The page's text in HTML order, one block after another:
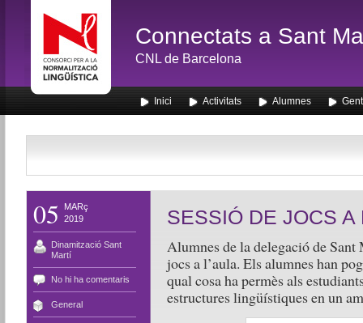
Connectats a Sant
CNL de Barcelona
Inici Activitats Alumnes
05
MARç
2019
Dinamització Sant
Martí
No hi ha comentaris
General
SESSIÓ DE JOCS A
Alumnes de la delegació de Sant
jocs a l’aula. Els alumnes han
qual cosa ha permès als
estructures lingüístiques en un